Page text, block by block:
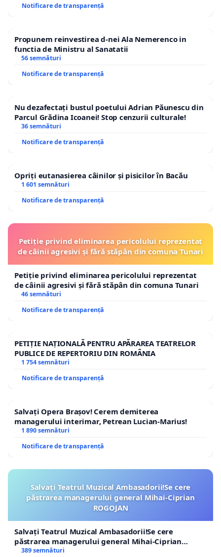
Notificare de transparență
Propunem reinvestirea d-nei Ala Nemerenco in
functia de Ministru al Sanatatii
56 semnături
Notificare de transparență
Nu dezafectați bustul poetului Adrian Păunescu din
Parcul Grădina Icoanei! Stop cenzurii culturale!
36 semnături
Notificare de transparență
Opriți eutanasierea câinilor și pisicilor în Bacău
1 601 semnături
Notificare de transparență
Petiție privind eliminarea pericolului reprezentat
de câinii agresivi și fără stăpân din comuna Tunari
Petiție privind eliminarea pericolului reprezentat
de câinii agresivi și fără stăpân din comuna Tunari
46 semnături
Notificare de transparență
PETIȚIE NAȚIONALĂ PENTRU APĂRAREA TEATRELOR
PUBLICE DE REPERTORIU DIN ROMÂNIA
1 754 semnături
Notificare de transparență
Salvați Opera Brașov! Cerem demiterea
managerului interimar, Petrean Lucian-Marius!
1 890 semnături
Notificare de transparență
Salvați Teatrul Muzical Ambasadorii!Se cere
păstrarea managerului general Mihai-Ciprian
ROGOJAN
Salvați Teatrul Muzical Ambasadorii!Se cere
păstrarea managerului general Mihai-Ciprian
ROGOJAN
389 semnături